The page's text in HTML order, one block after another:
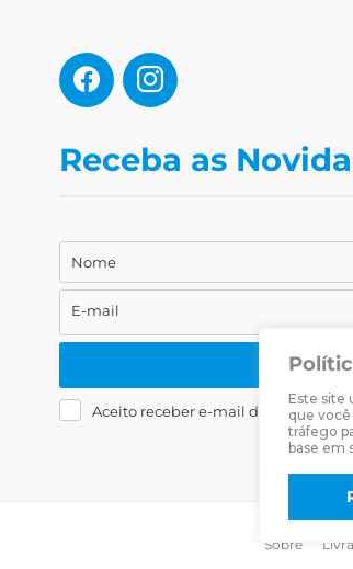
Este site
que
tráfego
base em
Receba as
Nome
Nome
E-
mail
E-mail
Aceito receber e-mail da Livraria
Sobre